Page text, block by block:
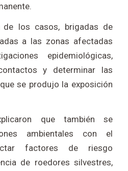
de los casos, brigadas de
a las zonas afectadas
epidemiológicas,
y determinar las
se produjo la exposición
que también se
ambientales con el
factores de riesgo
de roedores silvestres,